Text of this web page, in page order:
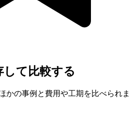
して比較する
かの事例と費用や工期を比べられま